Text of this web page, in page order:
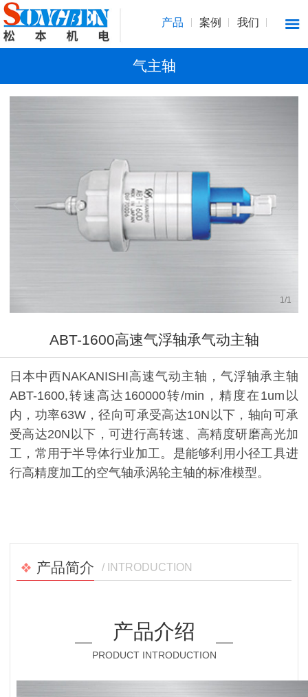
产品 案例 我们
气主轴
1 /1
ABT-1600高速气浮轴承气动主轴
日本中西NAKANISHI高速气动主轴，气浮轴承主轴
ABT-1600,转速高达160000转/min，精度在1um以
内，功率63W，径向可承受高达10N以下，轴向可承
受高达20N以下，可进行高转速、高精度研磨高光加
工，常用于半导体行业加工。是能够利用小径工具进
行高精度加工的空气轴承涡轮主轴的标准模型。
产品简介 / INTRODUCTION
产品介绍
PRODUCT INTRODUCTION